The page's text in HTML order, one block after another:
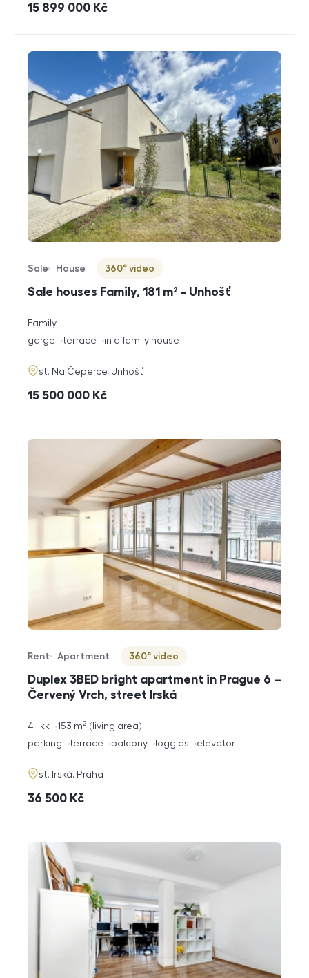
cena
15 899 000 Kč
Sale houses Family, 181 m² - Unhošť
Offer type
Sale
Property type
House
Virtuální prohlídka
360° video
rozměry
disposition
Family
funkce
garge terrace in a family house
adresa
st. Na Čeperce, Unhošť
cena
15 500 000 Kč
Duplex 3BED bright apartment in Prague 6 –
Červený Vrch, street Irská
Offer type
Rent
Property type
Apartment
Virtuální prohlídka
360° video
rozměry
4+kk living area
153 m2
funkce
parking terrace balcony loggias elevator
adresa
st. Irská, Praha
cena
36 500 Kč